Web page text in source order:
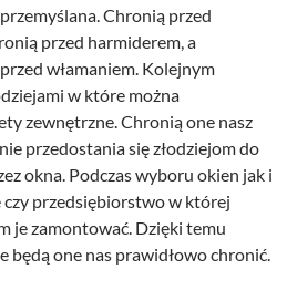
Chronią przed
przed harmiderem, a
włamaniem. Kolejnym
w które można
zewnętrzne. Chronią one nasz
przedostania się złodziejom do
okna. Podczas wyboru okien jak i
przedsiębiorstwo w której
je zamontować. Dzięki temu
będą one nas prawidłowo chronić.